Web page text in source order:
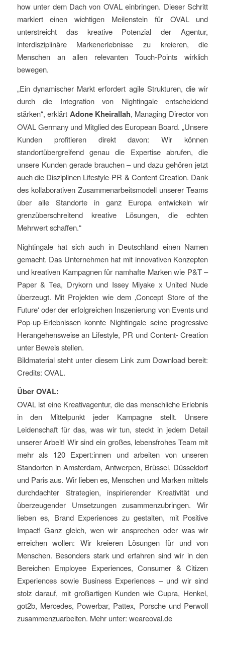
how unter dem Dach von OVAL einbringen. Dieser Schritt
markiert einen wichtigen Meilenstein für OVAL und
unterstreicht das kreative Potenzial der Agentur,
interdisziplinäre Markenerlebnisse zu kreieren, die
Menschen an allen relevanten Touch-Points wirklich
bewegen.
„Ein dynamischer Markt erfordert agile Strukturen, die wir
durch die Integration von Nightingale entscheidend
stärken“, erklärt Adone Kheirallah, Managing Director von
OVAL Germany und Mitglied des European Board. „Unsere
Kunden profitieren direkt davon: Wir können
standortübergreifend genau die Expertise abrufen, die
unsere Kunden gerade brauchen – und dazu gehören jetzt
auch die Disziplinen Lifestyle-PR & Content Creation. Dank
des kollaborativen Zusammenarbeitsmodell unserer Teams
über alle Standorte in ganz Europa entwickeln wir
grenzüberschreitend kreative Lösungen, die echten
Mehrwert schaffen.“
Nightingale hat sich auch in Deutschland einen Namen
gemacht. Das Unternehmen hat mit innovativen Konzepten
und kreativen Kampagnen für namhafte Marken wie P&T –
Paper & Tea, Drykorn und Issey Miyake x United Nude
überzeugt. Mit Projekten wie dem ‚Concept Store of the
Future‘ oder der erfolgreichen Inszenierung von Events und
Pop-up-Erlebnissen konnte Nightingale seine progressive
Herangehensweise an Lifestyle, PR und Content- Creation
unter Beweis stellen.
Bildmaterial steht unter diesem Link zum Download bereit:
Credits: OVAL.
Über OVAL:
OVAL ist eine Kreativagentur, die das menschliche Erlebnis
in den Mittelpunkt jeder Kampagne stellt. Unsere
Leidenschaft für das, was wir tun, steckt in jedem Detail
unserer Arbeit! Wir sind ein großes, lebensfrohes Team mit
mehr als 120 Expert:innen und arbeiten von unseren
Standorten in Amsterdam, Antwerpen, Brüssel, Düsseldorf
und Paris aus. Wir lieben es, Menschen und Marken mittels
durchdachter Strategien, inspirierender Kreativität und
überzeugender Umsetzungen zusammenzubringen. Wir
lieben es, Brand Experiences zu gestalten, mit Positive
Impact! Ganz gleich, wen wir ansprechen oder was wir
erreichen wollen: Wir kreieren Lösungen für und von
Menschen. Besonders stark und erfahren sind wir in den
Bereichen Employee Experiences, Consumer & Citizen
Experiences sowie Business Experiences – und wir sind
stolz darauf, mit großartigen Kunden wie Cupra, Henkel,
got2b, Mercedes, Powerbar, Pattex, Porsche und Perwoll
zusammenzuarbeiten. Mehr unter: weareoval.de